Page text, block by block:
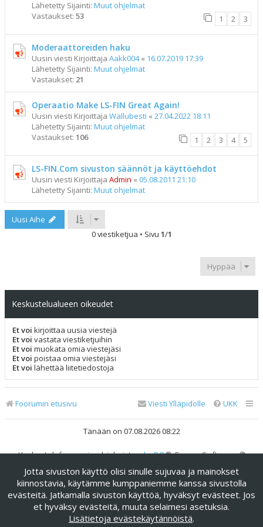
Lähetetty Sijainti: Muut ohjelmat
Vastaukset: 53 1 2 3
Moderaattoreiden haku
Uusin viesti Kirjoittaja Aakk004« 16.07.2019 17:39
Lähetetty Sijainti: Muut ohjelmat
Vastaukset: 21
Operaatio Make LS-FIN Great Again!
Uusin viesti Kirjoittaja Wallubesti « 27.04.2022 18:11
Lähetetty Sijainti: Muut ohjelmat
Vastaukset: 106 1 2 3 4 5
LS-FIN.Com sivuston säännöt ja käyttöehdot
Uusin viesti Kirjoittaja Admin « 05.08.2011 21:10
Lähetetty Sijainti: Muut ohjelmat
Uusi Aihe
0 viestiketjua • Sivu 1/1
Hyppää
Keskustelualueen oikeudet
Et voi kirjoittaa uusia viestejä
Et voi vastata viestiketjuihin
Et voi muokata omia viestejäsi
Et voi poistaa omia viestejäsi
Et voi lähettää liitetiedostoja
Foorumin etusivu UKK
Viesti Ylläpidolle
Tänään on 07.08.2026 08:22
Keskustelufoorumin ohjelmistophpBB® Forum Software ©
phpBB Limited
Käännös: phpBB Suomi (lurttinen, harritapio, Pettis)
phpBB Metro Theme byPixelGoose Studio
Yksityisyys|Ehdot
Jotta sivuston käyttö olisi sinulle sujuvaa ja mainokset
kiinnostavia, käytämme kumppaniemme kanssa sivustolla
evästeitä. Jatkamalla sivuston käyttöä, hyväksyt evästeet. Jos
et hyväksy evästeitä, muuta selaimesi asetuksia.
Lisätietoja evästekäytännöistä.